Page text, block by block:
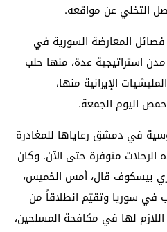
التخلي عن مواقعه.
المعارضة السورية في
استراتيجية عدة، منها حلب
الإيرانية منها،
اليوم الجمعة.
في دمشق رعاياها للمغادرة
الرحلات متوفرة حتى الآن. وكان
بيسكوف قال، أمس الخميس،
في سوريا وتقيّم انطلاقاً من
لها في مكافحة المسلحين،